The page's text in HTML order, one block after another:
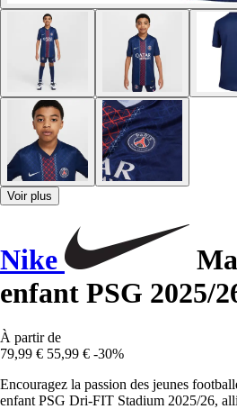
Voir plus
Nike
enfant PSG 2025/
À partir de
79,99 € 55,99 € -30%
Encouragez la passion des jeunes
enfant PSG Dri-FIT Stadium 2025/26,